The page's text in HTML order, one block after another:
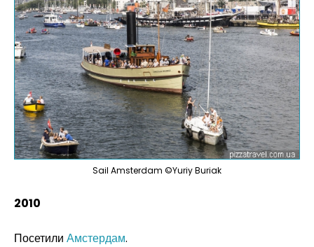
Sail Amsterdam ©Yuriy Buriak
2010
Посетили Амстердам.